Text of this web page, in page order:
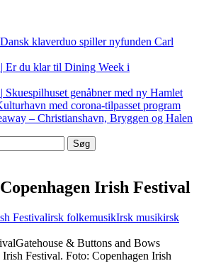
Dansk klaverduo spiller nyfunden Carl
| Er du klar til Dining Week i
| Skuespilhuset genåbner med ny Hamlet
med corona-tilpasset program
– Christianshavn, Bryggen og Halen
Irish Festival
Festivalirsk folkemusikIrsk musikirsk
Gatehouse & Buttons and Bows
Festival. Foto: Copenhagen Irish